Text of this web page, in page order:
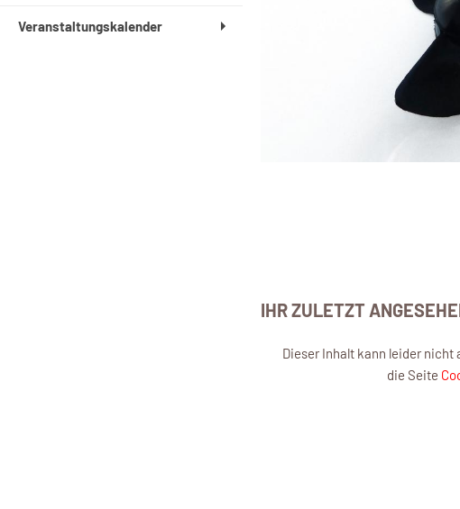
Veranstaltungskalender
IHR ZULETZT
Dieser Inhalt kann leider nicht
die Seite